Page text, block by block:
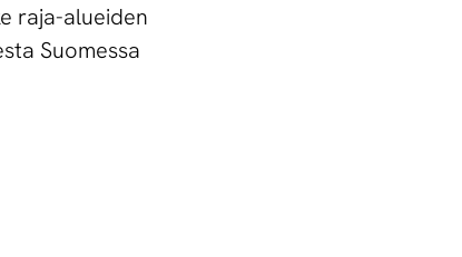
raja-alueiden
Suomessa